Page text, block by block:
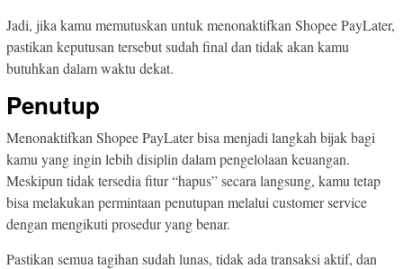
Jadi, jika kamu memutuskan untuk menonaktifkan Shopee PayLater,
pastikan keputusan tersebut sudah final dan tidak akan kamu
butuhkan dalam waktu dekat.
Penutup
Menonaktifkan Shopee PayLater bisa menjadi langkah bijak bagi
kamu yang ingin lebih disiplin dalam pengelolaan keuangan.
Meskipun tidak tersedia fitur “hapus” secara langsung, kamu tetap
bisa melakukan permintaan penutupan melalui customer service
dengan mengikuti prosedur yang benar.
Pastikan semua tagihan sudah lunas, tidak ada transaksi aktif, dan